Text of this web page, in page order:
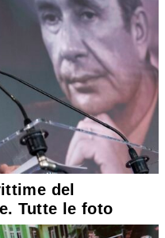
del
Tutte le foto